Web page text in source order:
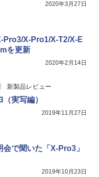
2020年3月27日
Pro3/X-Pro1/X-T2/X-E
を更新
2020年2月14日
新製品レビュー
実写編）
2019年11月27日
で聞いた「X-Pro3」
2019年10月23日